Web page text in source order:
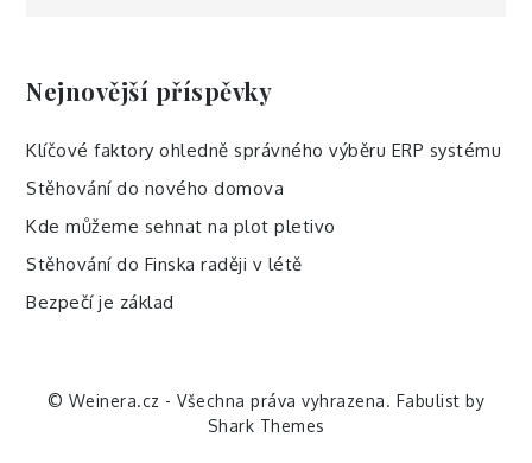
příspěvek
Nejnovější příspěvky
Klíčové faktory ohledně správného výběru ERP systému
Stěhování do nového domova
Kde můžeme sehnat na plot pletivo
Stěhování do Finska raději v létě
Bezpečí je základ
© Weinera.cz - Všechna práva vyhrazena. Fabulist by
Shark Themes